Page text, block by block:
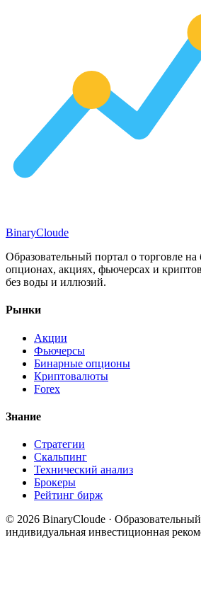
BinaryCloude
Образовательный портал о торговле
опционах, акциях, фьючерсах и
без воды и иллюзий.
Рынки
Акции
Фьючерсы
Бинарные опционы
Криптовалюты
Forex
Знание
Стратегии
Скальпинг
Технический анализ
Брокеры
Рейтинг бирж
© 2026 BinaryCloude ·
индивидуальная инвестиционная